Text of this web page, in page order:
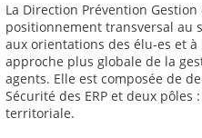
La Direction Prévention Gestion
positionnement transversal au
aux orientations des élu-es et
approche plus globale de la
agents. Elle est composée de
Sécurité des ERP et deux
territoriale.